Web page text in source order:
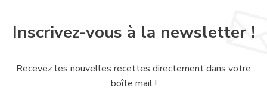
Inscrivez-vous à la newsletter !
Recevez les nouvelles recettes directement dans votre
boîte mail !